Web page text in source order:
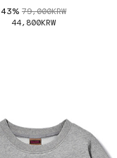
43% 79,000KRW
44,800KRW